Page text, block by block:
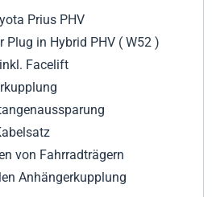
Prius PHV
Plug in Hybrid PHV ( W52 )
Facelift
von Fahrradträgern
Anhängerkupplung